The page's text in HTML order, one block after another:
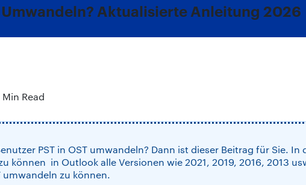
Umwandeln? Aktualisierte Anleitung 2026
Read
PST in OST umwandeln? Dann ist dieser Beitrag für Sie.
können in Outlook alle Versionen wie 2021, 2019, 2016, 2013
umwandeln zu können.